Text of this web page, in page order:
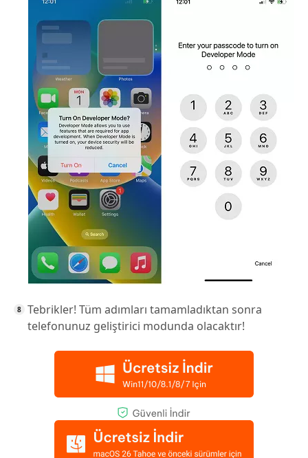
Tebrikler! Tüm adımları tamamladıktan sonra
telefonunuz geliştirici modunda olacaktır!